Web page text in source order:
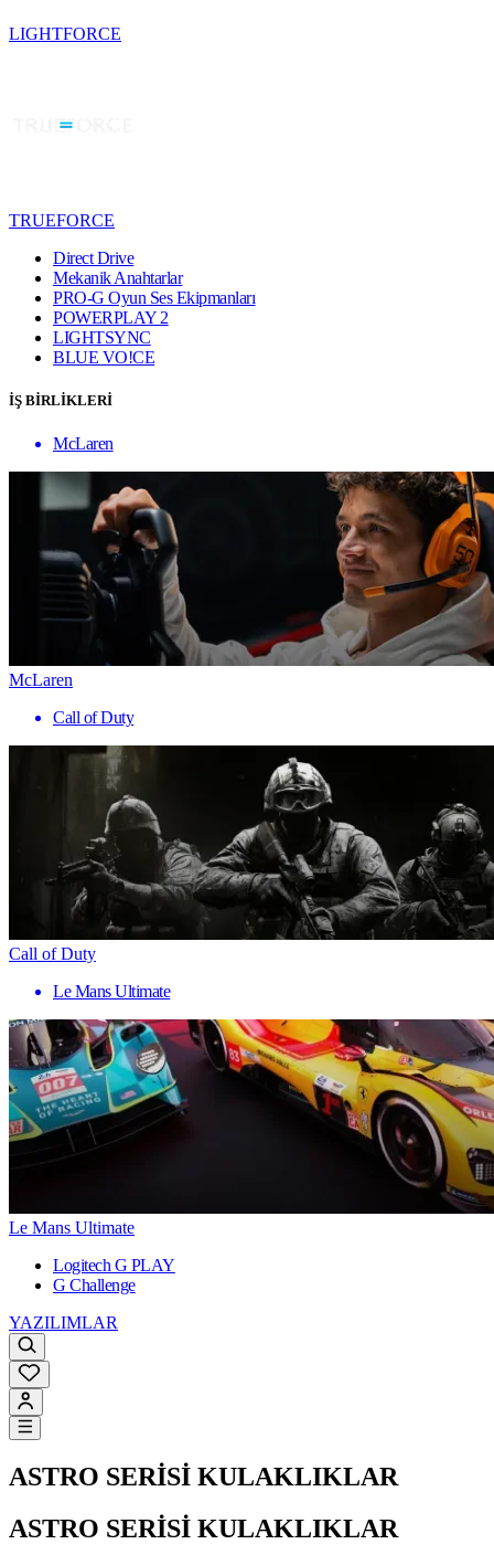
LIGHTFORCE
TRUEFORCE
Direct Drive
Mekanik Anahtarlar
PRO-G Oyun Ses Ekipmanları
POWERPLAY 2
LIGHTSYNC
BLUE VO!CE
İŞ BİRLİKLERİ
McLaren
McLaren
Call of Duty
Call of Duty
Le Mans Ultimate
Le Mans Ultimate
Logitech G PLAY
G Challenge
YAZILIMLAR
ASTRO SERİSİ KULAKLIKLAR
ASTRO SERİSİ KULAKLIKLAR